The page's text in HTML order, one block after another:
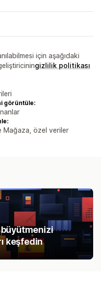
için aşağıdaki
gizlilik politikası
görüntüle:
Mağaza, özel veriler
keşfedin